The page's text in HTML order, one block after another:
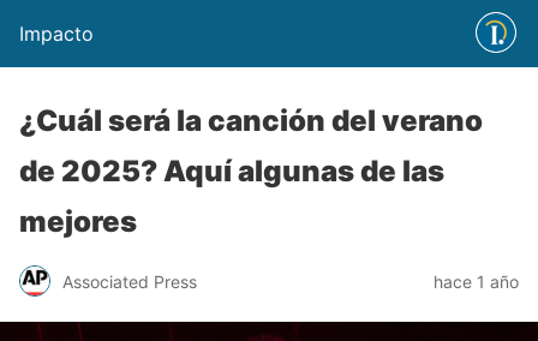
Impacto
¿Cuál será la canción del verano
de 2025? Aquí algunas de las
mejores
Associated Press hace 1 año